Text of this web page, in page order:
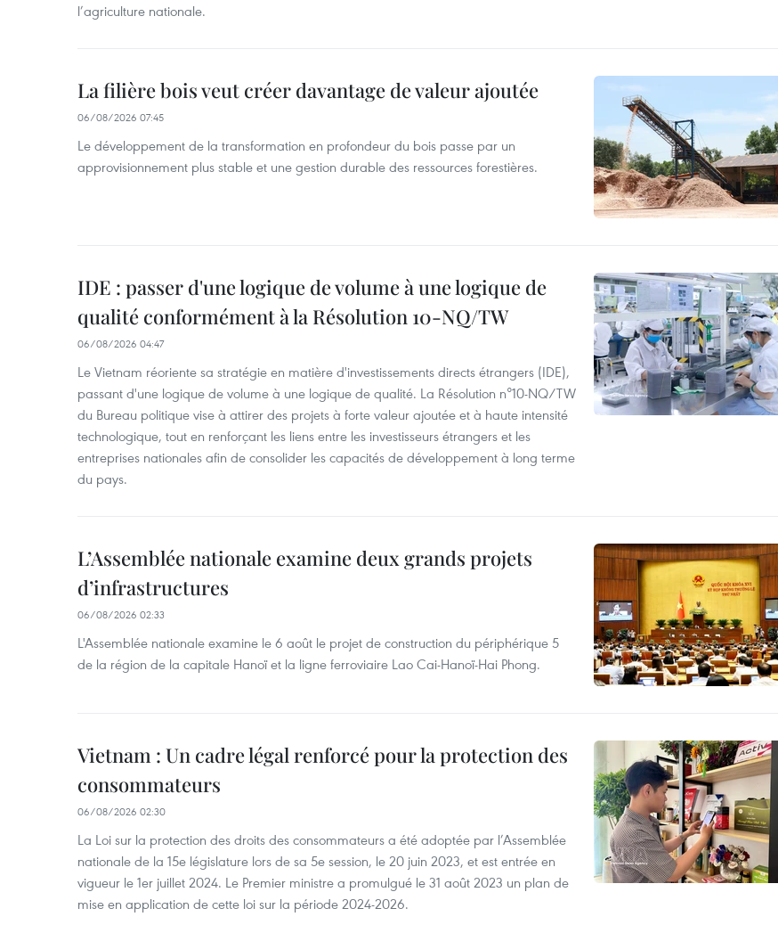
l’agriculture nationale.
La filière bois veut créer davantage de valeur ajoutée
06/08/2026 07:45
Le développement de la transformation en profondeur du bois passe par un
approvisionnement plus stable et une gestion durable des ressources forestières.
IDE : passer d'une logique de volume à une logique de
qualité conformément à la Résolution 10-NQ/TW
06/08/2026 04:47
Le Vietnam réoriente sa stratégie en matière d'investissements directs étrangers (IDE),
passant d'une logique de volume à une logique de qualité. La Résolution n°10-NQ/TW
du Bureau politique vise à attirer des projets à forte valeur ajoutée et à haute intensité
technologique, tout en renforçant les liens entre les investisseurs étrangers et les
entreprises nationales afin de consolider les capacités de développement à long terme
du pays. ​
L’Assemblée nationale examine deux grands projets
d’infrastructures
06/08/2026 02:33
L'Assemblée nationale examine le 6 août le projet de construction du périphérique 5
de la région de la capitale Hanoï et la ligne ferroviaire Lao Cai-Hanoï-Hai Phong.
Vietnam : Un cadre légal renforcé pour la protection des
consommateurs
06/08/2026 02:30
La Loi sur la protection des droits des consommateurs a été adoptée par l’Assemblée
nationale de la 15e législature lors de sa 5e session, le 20 juin 2023, et est entrée en
vigueur le 1er juillet 2024. Le Premier ministre a promulgué le 31 août 2023 un plan de
mise en application de cette loi sur la période 2024-2026.